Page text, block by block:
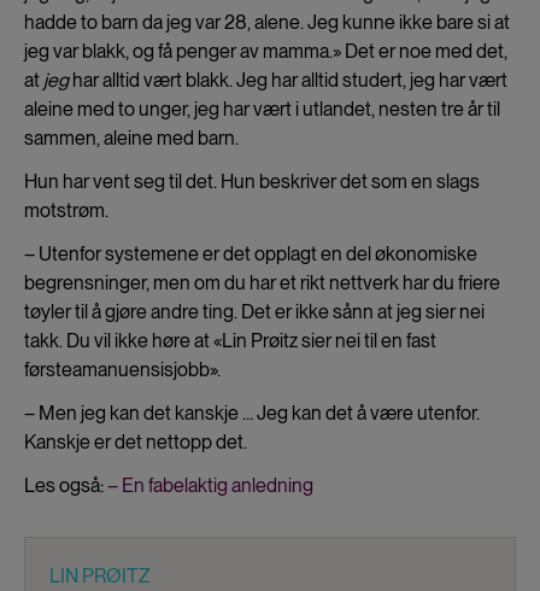
hadde to barn da jeg var 28, alene. Jeg kunne ikke bare si at
jeg var blakk, og få penger av mamma.» Det er noe med det,
at jeghar alltid vært blakk. Jeg har alltid studert, jeg har vært
aleine med to unger, jeg har vært i utlandet, nesten tre år til
sammen, aleine med barn.
Hun har vent seg til det. Hun beskriver det som en slags
motstrøm.
– Utenfor systemene er det opplagt en del økonomiske
begrensninger, men om du har et rikt nettverk har du friere
tøyler til å gjøre andre ting. Det er ikke sånn at jeg sier nei
takk. Du vil ikke høre at «Lin Prøitz sier nei til en fast
førsteamanuensisjobb».
– Men jeg kan det kanskje … Jeg kan det å være utenfor.
Kanskje er det nettopp det.
Les også:– En fabelaktig anledning
LIN PRØITZ